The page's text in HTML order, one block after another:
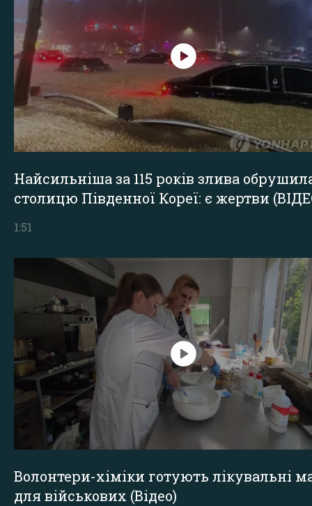
Найсильніша за 115 років злива
столицю Південної Кореї: є жертви
1:51
Волонтери-хіміки готують лікувальні
для військових (Відео)